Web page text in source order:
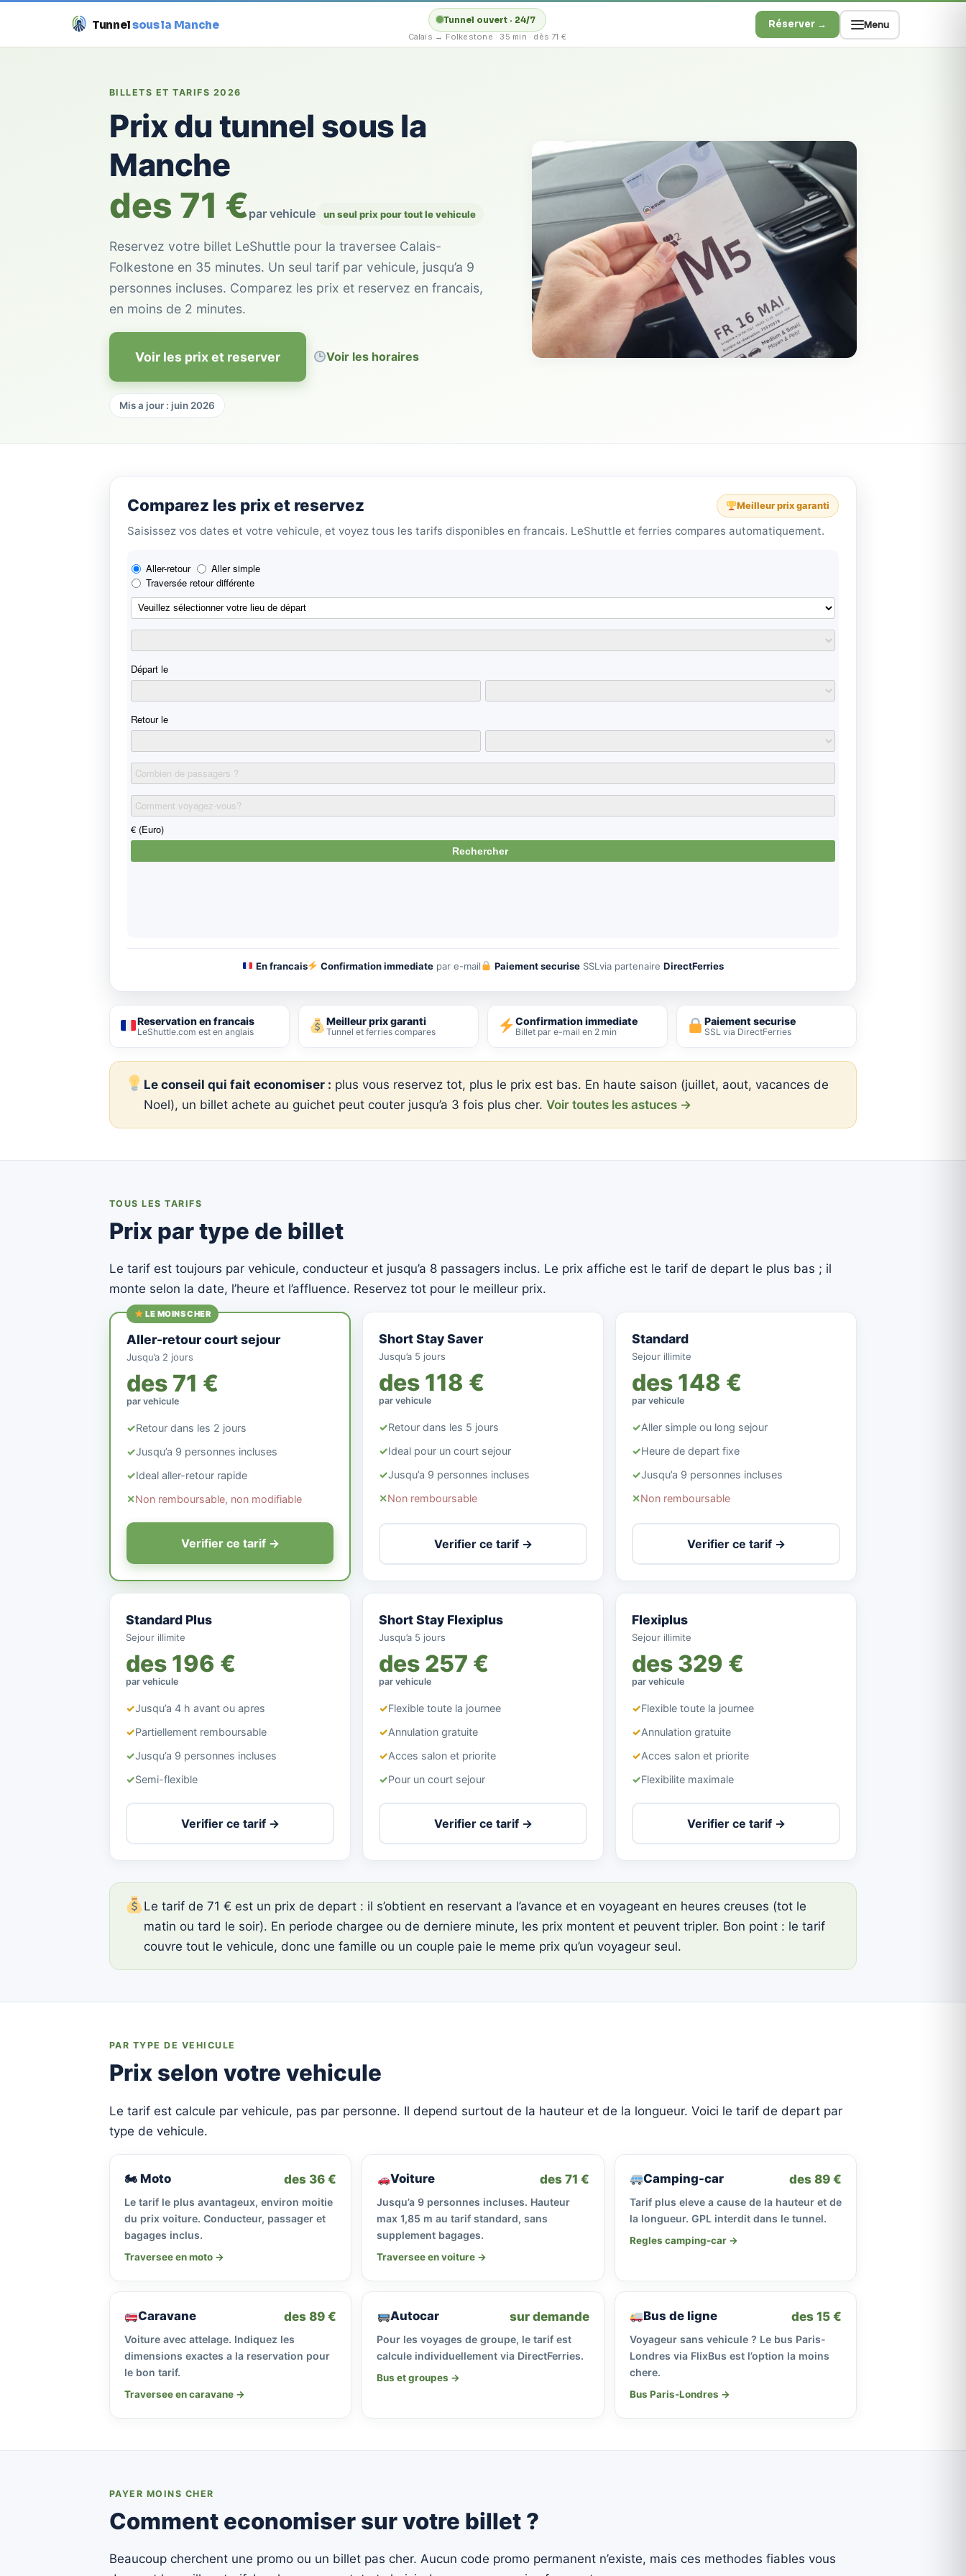
Tunnelsous la Manche Tunnel ouvert · 24/7
Calais → Folkestone · 35 min · dès 71 €
Réserver → Menu
BILLETS ET TARIFS 2026
Prix du tunnel sous la
Manche
des 71 €par vehicule un seul prix pour tout le vehicule
Reservez votre billet LeShuttle pour la traversee Calais-
Folkestone en 35 minutes. Un seul tarif par vehicule, jusqu’a 9
personnes incluses. Comparez les prix et reservez en francais,
en moins de 2 minutes.
Voir les prix et reserver Voir les horaires
Mis a jour : juin 2026
Comparez les prix et reservez Meilleur prix garanti
Saisissez vos dates et votre vehicule, et voyez tous les tarifs disponibles en francais. LeShuttle et ferries compares automatiquement.
En francais Confirmation immediate par e-mail Paiement securise SSLvia partenaireDirectFerries
Reservation en francais
LeShuttle.com est en anglais
Meilleur prix garanti
Tunnel et ferries compares
Confirmation immediate
Billet par e-mail en 2 min
Paiement securise
SSL via DirectFerries
Le conseil qui fait economiser : plus vous reservez tot, plus le prix est bas. En haute saison (juillet, aout, vacances de
Noel), un billet achete au guichet peut couter jusqu’a 3 fois plus cher.Voir toutes les astuces →
TOUS LES TARIFS
Prix par type de billet
Le tarif est toujours par vehicule, conducteur et jusqu’a 8 passagers inclus. Le prix affiche est le tarif de depart le plus bas ; il
monte selon la date, l’heure et l’affluence. Reservez tot pour le meilleur prix.
LE MOINS CHER
Aller-retour court sejour
Jusqu’a 2 jours
des 71 €
par vehicule
✓Retour dans les 2 jours
✓Jusqu’a 9 personnes incluses
✓Ideal aller-retour rapide
✕Non remboursable, non modifiable
Verifier ce tarif →
Short Stay Saver
Jusqu’a 5 jours
des 118 €
par vehicule
✓Retour dans les 5 jours
✓Ideal pour un court sejour
✓Jusqu’a 9 personnes incluses
✕Non remboursable
Verifier ce tarif →
Standard
Sejour illimite
des 148 €
par vehicule
✓Aller simple ou long sejour
✓Heure de depart fixe
✓Jusqu’a 9 personnes incluses
✕Non remboursable
Verifier ce tarif →
Standard Plus
Sejour illimite
des 196 €
par vehicule
✓Jusqu’a 4 h avant ou apres
✓Partiellement remboursable
✓Jusqu’a 9 personnes incluses
✓Semi-flexible
Verifier ce tarif →
Short Stay Flexiplus
Jusqu’a 5 jours
des 257 €
par vehicule
✓Flexible toute la journee
✓Annulation gratuite
✓Acces salon et priorite
✓Pour un court sejour
Verifier ce tarif →
Flexiplus
Sejour illimite
des 329 €
par vehicule
✓Flexible toute la journee
✓Annulation gratuite
✓Acces salon et priorite
✓Flexibilite maximale
Verifier ce tarif →
Le tarif de 71 € est un prix de depart : il s’obtient en reservant a l’avance et en voyageant en heures creuses (tot le
matin ou tard le soir). En periode chargee ou de derniere minute, les prix montent et peuvent tripler. Bon point : le tarif
couvre tout le vehicule, donc une famille ou un couple paie le meme prix qu’un voyageur seul.
PAR TYPE DE VEHICULE
Prix selon votre vehicule
Le tarif est calcule par vehicule, pas par personne. Il depend surtout de la hauteur et de la longueur. Voici le tarif de depart par
type de vehicule.
🏍 Moto des 36 €
Le tarif le plus avantageux, environ moitie
du prix voiture. Conducteur, passager et
bagages inclus.
Traversee en moto →
Voiture des 71 €
Jusqu’a 9 personnes incluses. Hauteur
max 1,85 m au tarif standard, sans
supplement bagages.
Traversee en voiture →
Camping-car des 89 €
Tarif plus eleve a cause de la hauteur et de
la longueur. GPL interdit dans le tunnel.
Regles camping-car →
Caravane des 89 €
Voiture avec attelage. Indiquez les
dimensions exactes a la reservation pour
le bon tarif.
Traversee en caravane →
Autocar sur demande
Pour les voyages de groupe, le tarif est
calcule individuellement via DirectFerries.
Bus et groupes →
Bus de ligne des 15 €
Voyageur sans vehicule ? Le bus Paris-
Londres via FlixBus est l’option la moins
chere.
Bus Paris-Londres →
PAYER MOINS CHER
Comment economiser sur votre billet ?
Beaucoup cherchent une promo ou un billet pas cher. Aucun code promo permanent n’existe, mais ces methodes fiables vous